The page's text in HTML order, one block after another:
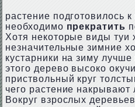
растение подготовилось
необходимо прекратить
Хотя некоторые виды туи
незначительные зимние
кустарники на зиму
этого дерево высоко
приствольный круг
чего растение накрывают
Вокруг взрослых